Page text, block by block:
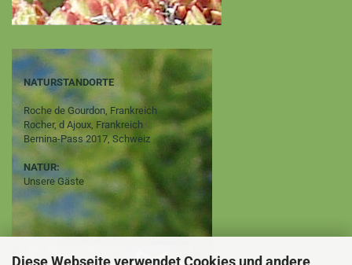
Diese Webseite verwendet Cookies und andere
NATURSTANDORTE
Roche de Gourdon, Frankreich
Rocher, d Ajoux, Frankreich
Bernina-Pass 2017, Schweiz
NATUR:
Unsere Gäste